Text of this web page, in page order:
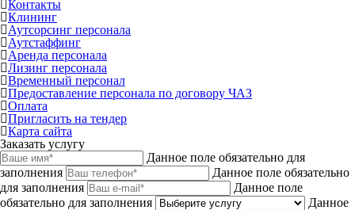
Контакты
Клининг
Аутсорсинг персонала
Аутстаффинг
Аренда персонала
Лизинг персонала
Временный персонал
Предоставление персонала по договору ЧАЗ
Оплата
Пригласить на тендер
Карта сайта
Заказать услугу
Данное поле обязательно для
заполнения
Данное поле обязательно
для заполнения
Данное поле
обязательно для заполнения
Данное